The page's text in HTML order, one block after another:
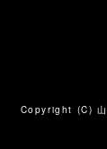
Copyright (C) 山